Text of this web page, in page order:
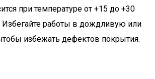
при температуре от +15 до +30
Избегайте работы в дождливую или
избежать дефектов покрытия.